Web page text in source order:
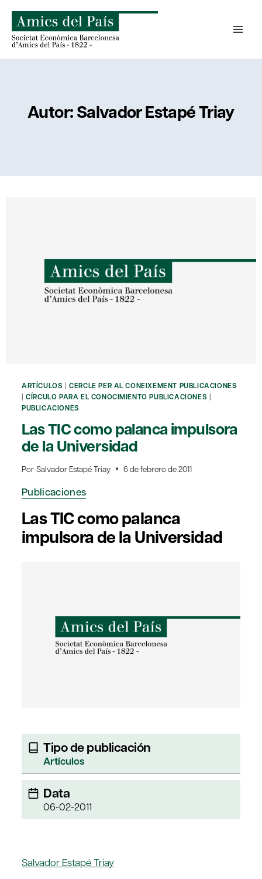
contenido
Autor: Salvador Estapé Triay
ARTÍCULOS |CERCLE PER AL CONEIXEMENT PUBLICACIONES
|CÍRCULO PARA EL CONOCIMIENTO PUBLICACIONES |
PUBLICACIONES
Las TIC como palanca impulsora
de la Universidad
Por Salvador Estapé Triay 6 de febrero de 2011
Publicaciones
Las TIC como palanca
impulsora de la Universidad
Tipo de publicación
Artículos
Data
06-02-2011
Salvador Estapé Triay